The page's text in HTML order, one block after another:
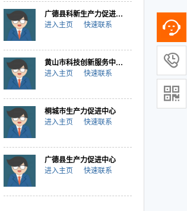
广德县科新生产力促进中心有限公司
进入主页
快速联系
黄山市科技创新服务中心（生产力促进中心）
进入主页
快速联系
桐城市生产力促进中心
进入主页
快速联系
广德县生产力促进中心
进入主页
快速联系

